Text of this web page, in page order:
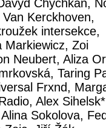
Chychkan,
Kerckhoven,
intersekce,
Markiewicz, Zoi
Neubert, Aliza
Taring
Frxnd,
Alex
Sokolova,